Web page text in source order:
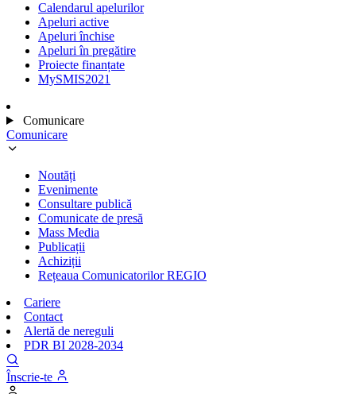
Calendarul apelurilor
Apeluri active
Apeluri închise
Apeluri în pregătire
Proiecte finanțate
MySMIS2021
Comunicare
Comunicare
Noutăți
Evenimente
Consultare publică
Comunicate de presă
Mass Media
Publicații
Achiziții
Rețeaua Comunicatorilor REGIO
Cariere
Contact
Alertă de nereguli
PDR BI 2028-2034
Înscrie-te